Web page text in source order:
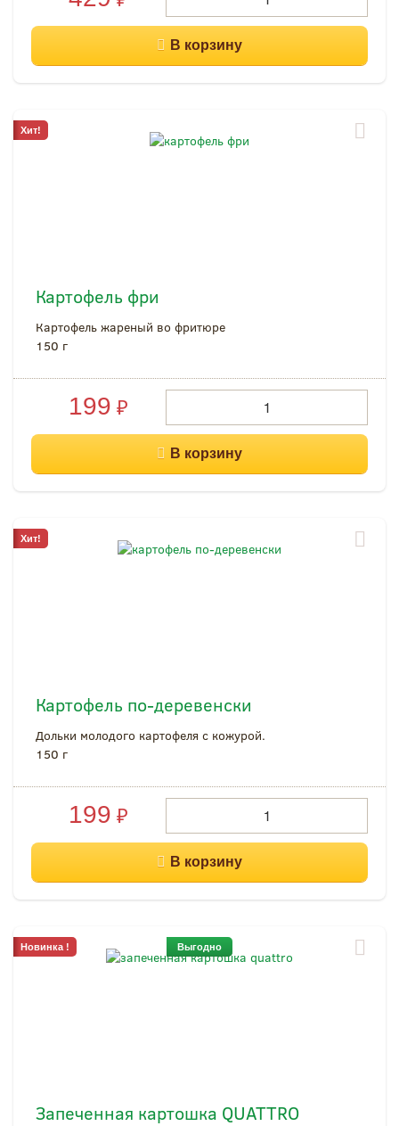
Картофель фри
Картофель жареный во фритюре
150 г
199 ₽
Хит!
Картофель по-деревенски
Дольки молодого картофеля с кожурой.
150 г
199 ₽
Хит!
Запеченная картошка QUATTRO
Новинка ! Выгодно